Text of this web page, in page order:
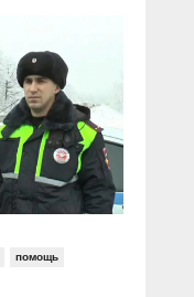
помощь